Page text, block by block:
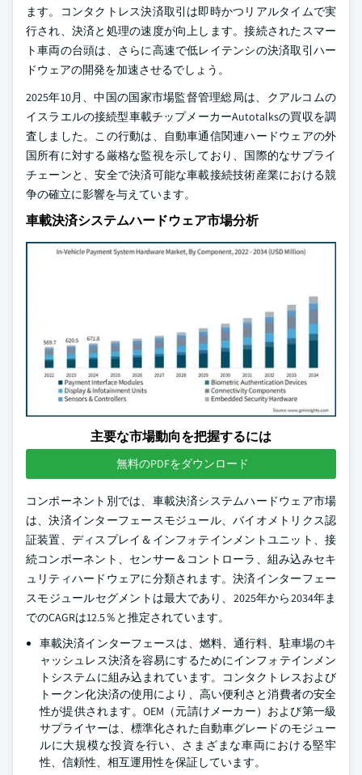
ます。コンタクトレス決済取引は即時かつリアルタイムで実
行され、決済と処理の速度が向上します。接続されたスマー
ト車両の台頭は、さらに高速で低レイテンシの決済取引ハー
ドウェアの開発を加速させるでしょう。
2025年10月、中国の国家市場監督管理総局は、クアルコムの
イスラエルの接続型車載チップメーカーAutotalksの買収を調
査しました。この行動は、自動車通信関連ハードウェアの外
国所有に対する厳格な監視を示しており、国際的なサプライ
チェーンと、安全で決済可能な車載接続技術産業における競
争の確立に影響を与えています。
車載決済システムハードウェア市場分析
主要な市場動向を把握するには
無料のPDFをダウンロード
コンポーネント別では、車載決済システムハードウェア市場
は、決済インターフェースモジュール、バイオメトリクス認
証装置、ディスプレイ＆インフォテインメントユニット、接
続コンポーネント、センサー＆コントローラ、組み込みセキ
ュリティハードウェアに分類されます。決済インターフェー
スモジュールセグメントは最大であり、2025年から2034年ま
でのCAGRは12.5％と推定されています。
車載決済インターフェースは、燃料、通行料、駐車場のキ
ャッシュレス決済を容易にするためにインフォテインメン
トシステムに組み込まれています。コンタクトレスおよび
トークン化決済の使用により、高い便利さと消費者の安全
性が提供されます。OEM（元請けメーカー）および第一級
サプライヤーは、標準化された自動車グレードのモジュー
ルに大規模な投資を行い、さまざまな車両における堅牢
性、信頼性、相互運用性を保証しています。